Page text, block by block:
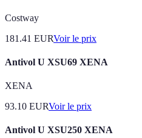
Costway
181.41 EURVoir le prix
Antivol U XSU69 XENA
XENA
93.10 EURVoir le prix
Antivol U XSU250 XENA